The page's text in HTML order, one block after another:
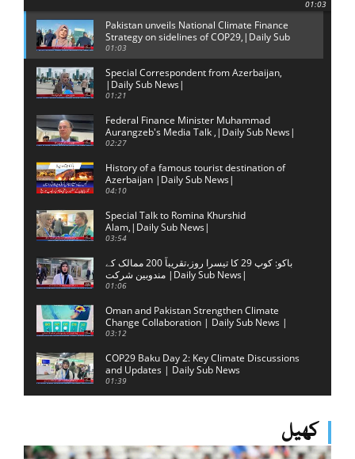
01:03
Pakistan unveils National Climate Finance
Strategy on sidelines of COP29,|Daily Sub
News|
01:03
Special Correspondent from Azerbaijan,
|Daily Sub News|
01:21
Federal Finance Minister Muhammad
Aurangzeb's Media Talk ,|Daily Sub News|
02:27
History of a famous tourist destination of
Azerbaijan |Daily Sub News|
04:10
Special Talk to Romina Khurshid
Alam,|Daily Sub News|
03:54
باکو: کوپ 29 کا تیسرا روز،تقریباً 200 ممالک کے
مندوبین شرکت |Daily Sub News|
01:06
Oman and Pakistan Strengthen Climate
Change Collaboration | Daily Sub News |
03:12
COP29 Baku Day 2: Key Climate Discussions
and Updates | Daily Sub News
01:39
کھیل